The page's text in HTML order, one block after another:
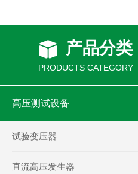
产品分类
PRODUCTS CATEGORY
高压测试设备
试验变压器
直流高压发生器